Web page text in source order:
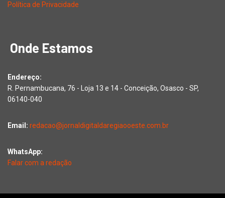
Política de Privacidade
Onde Estamos
Endereço:
R. Pernambucana, 76 - Loja 13 e 14 - Conceição, Osasco - SP,
06140-040
Email: redacao@jornaldigitaldaregiaooeste.com.br
WhatsApp:
Falar com a redação